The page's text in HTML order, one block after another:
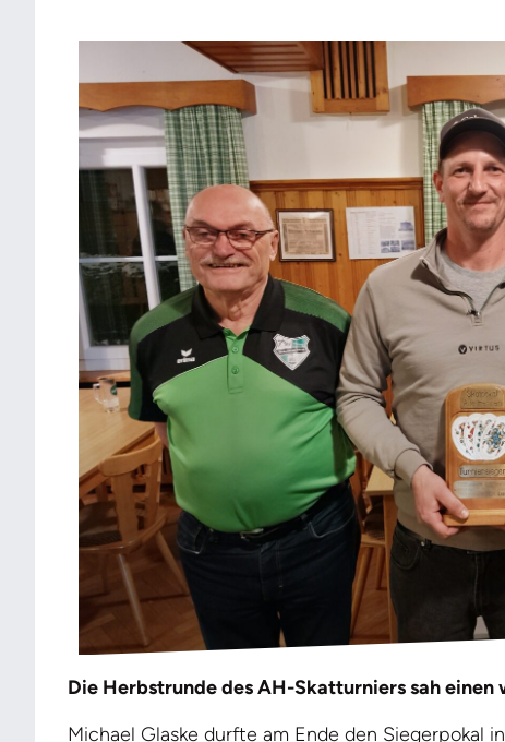
Die Herbstrunde des AH-Skatturniers sah
Michael Glaske durfte am Ende den Siegerpokal